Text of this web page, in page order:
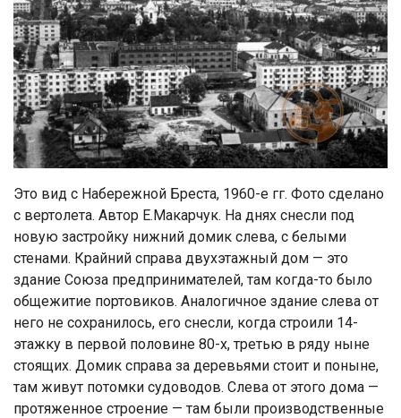
Это вид с Набережной Бреста, 1960-е гг. Фото сделано
с вертолета. Автор Е.Макарчук. На днях снесли под
новую застройку нижний домик слева, с белыми
стенами. Крайний справа двухэтажный дом — это
здание Союза предпринимателей, там когда-то было
общежитие портовиков. Аналогичное здание слева от
него не сохранилось, его снесли, когда строили 14-
этажку в первой половине 80-х, третью в ряду ныне
стоящих. Домик справа за деревьями стоит и поныне,
там живут потомки судоводов. Слева от этого дома —
протяженное строение — там были производственные